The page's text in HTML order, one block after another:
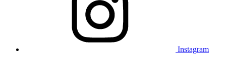
Instagram